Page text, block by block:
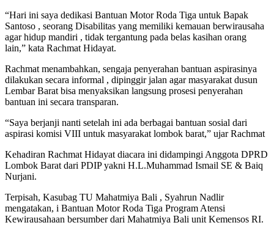
“Hari ini saya dedikasi Bantuan Motor Roda Tiga untuk Bapak
Santoso , seorang Disabilitas yang memiliki kemauan berwirausaha
agar hidup mandiri , tidak tergantung pada belas kasihan orang
lain,” kata Rachmat Hidayat.
Rachmat menambahkan, sengaja penyerahan bantuan aspirasinya
dilakukan secara informal , dipinggir jalan agar masyarakat dusun
Lembar Barat bisa menyaksikan langsung prosesi penyerahan
bantuan ini secara transparan.
“Saya berjanji nanti setelah ini ada berbagai bantuan sosial dari
aspirasi komisi VIII untuk masyarakat lombok barat,” ujar Rachmat
Kehadiran Rachmat Hidayat diacara ini didampingi Anggota DPRD
Lombok Barat dari PDIP yakni H.L.Muhammad Ismail SE & Baiq
Nurjani.
Terpisah, Kasubag TU Mahatmiya Bali , Syahrun Nadlir
mengatakan, i Bantuan Motor Roda Tiga Program Atensi
Kewirausahaan bersumber dari Mahatmiya Bali unit Kemensos RI.